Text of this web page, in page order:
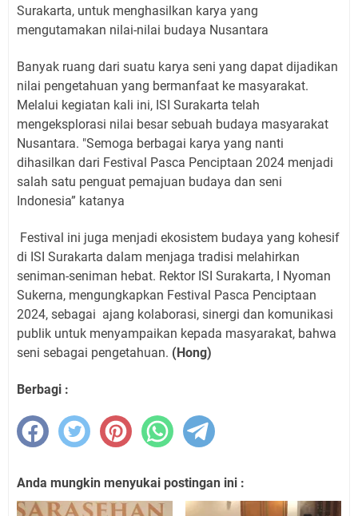
Surakarta, untuk menghasilkan karya yang
mengutamakan nilai-nilai budaya Nusantara
Banyak ruang dari suatu karya seni yang dapat dijadikan
nilai pengetahuan yang bermanfaat ke masyarakat.
Melalui kegiatan kali ini, ISI Surakarta telah
mengeksplorasi nilai besar sebuah budaya masyarakat
Nusantara. "Semoga berbagai karya yang nanti
dihasilkan dari Festival Pasca Penciptaan 2024 menjadi
salah satu penguat pemajuan budaya dan seni
Indonesia” katanya
Festival ini juga menjadi ekosistem budaya yang kohesif
di ISI Surakarta dalam menjaga tradisi melahirkan
seniman-seniman hebat. Rektor ISI Surakarta, I Nyoman
Sukerna, mengungkapkan Festival Pasca Penciptaan
2024, sebagai ajang kolaborasi, sinergi dan komunikasi
publik untuk menyampaikan kepada masyarakat, bahwa
seni sebagai pengetahuan. (Hong)
Berbagi :
Anda mungkin menyukai postingan ini :